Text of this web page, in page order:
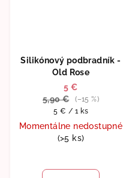
Silikónový podbradník -
Old Rose
5 €
5,90 €
(–15 %)
Jednotková
cena:
5 € / 1 ks
Momentálne nedostupné
(>5 ks)